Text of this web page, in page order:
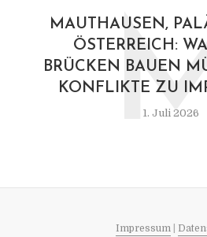
MAUTHAUSEN,
ÖSTERREICH:
BRÜCKEN BAUEN
KONFLIKTE ZU
1. Juli 2026
Impressum